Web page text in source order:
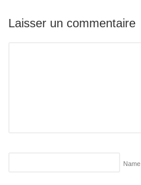
Laisser un commentaire
Name